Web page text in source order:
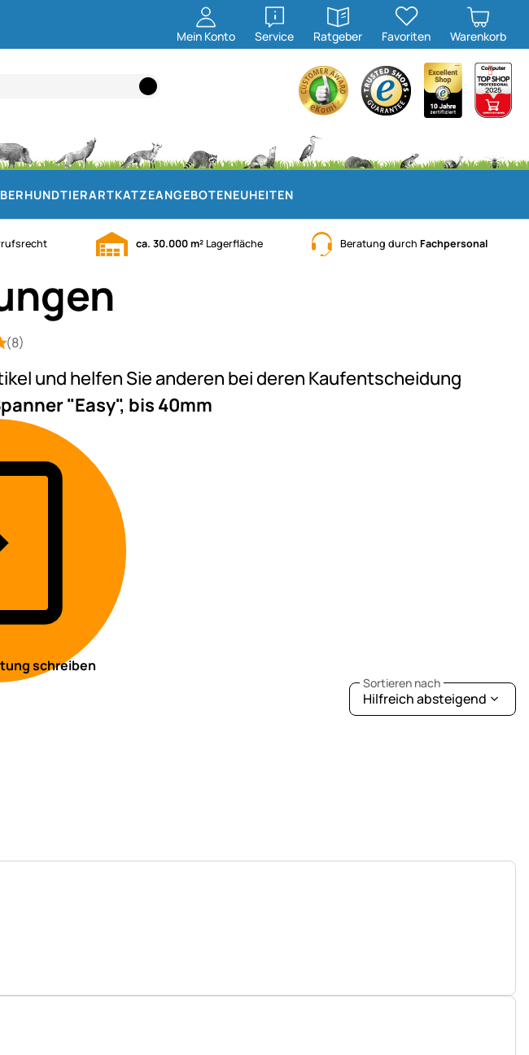
Mein Konto Service
öffnen
Ratgeber
öffnen
Favoriten Warenkorb
HUNDTIERARTKATZEANGEBOTENEUHEITEN
ca. 30.000 m² Lagerfläche Beratung durch Fachpersonal
5 von 5 (8 Bewertungen)
(8)
und helfen Sie anderen bei deren Kaufentscheidung
"Easy", bis 40mm
schreiben
Sortieren nach
Hilfreich absteigend